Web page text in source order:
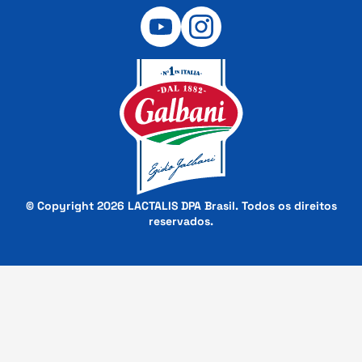
© Copyright 2026 LACTALIS DPA Brasil. Todos os direitos
reservados.